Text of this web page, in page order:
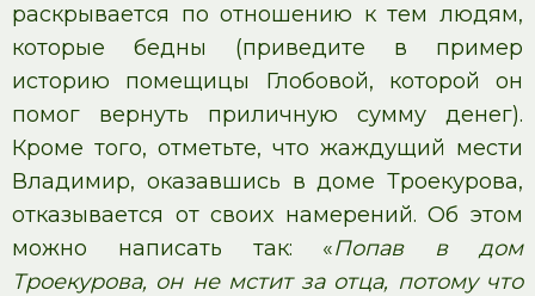
раскрывается по отношению к тем людям,
которые бедны (приведите в пример
историю помещицы Глобовой, которой он
помог вернуть приличную сумму денег).
Кроме того, отметьте, что жаждущий мести
Владимир, оказавшись в доме Троекурова,
отказывается от своих намерений. Об этом
можно написать так: «Попав в дом
Троекурова, он не мстит за отца, потому что